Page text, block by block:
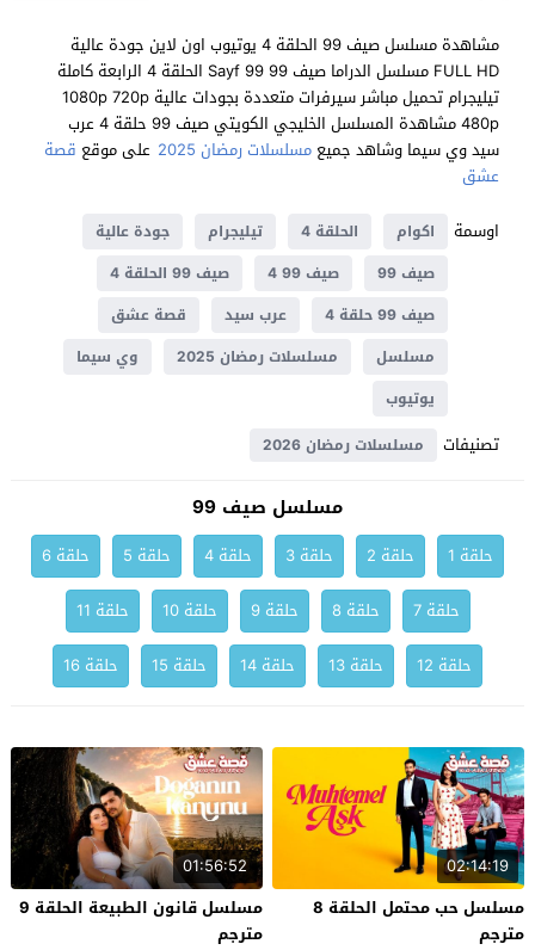
مشاهدة مسلسل صيف 99 الحلقة 4 يوتيوب اون لاين جودة عالية
FULL HD مسلسل الدراما صيف 99 Sayf 99 الحلقة 4 الرابعة كاملة
تيليجرام تحميل مباشر سيرفرات متعددة بجودات عالية 1080p 720p
480p مشاهدة المسلسل الخليجي الكويتي صيف 99 حلقة 4 عرب
سيد وي سيما وشاهد جميعمسلسلات رمضان 2025 على موقع قصة
عشق
اوسمة
اكوام الحلقة 4 تيليجرام
جودة عالية
صيف 99
صيف 99 4
صيف 99 الحلقة 4
صيف 99 حلقة 4
عرب سيد
قصة عشق
مسلسل
مسلسلات رمضان 2025
وي سيما
يوتيوب
تصنيفات مسلسلات رمضان 2026
مسلسل صيف 99
حلقة 1 حلقة 2 حلقة 3 حلقة 4 حلقة 5
حلقة 6
حلقة 7
حلقة 8 حلقة 9 حلقة 10
حلقة 11
حلقة 12
حلقة 13 حلقة 14 حلقة 15 حلقة 16
02:14:19
مسلسل حب محتمل الحلقة 8
مترجم
01:56:52
مسلسل قانون الطبيعة الحلقة 9
مترجم